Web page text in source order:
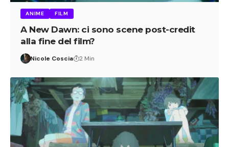
ANIME FILM
A New Dawn: ci sono scene post-credit
alla fine del film?
Nicole Coscia 2 Min